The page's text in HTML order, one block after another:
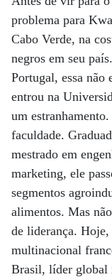
problema para
Cabo Verde, na
negros em seu
Portugal, essa não
entrou na
um
faculdade.
mestrado em
marketing, ele
segmentos
alimentos. Mas
de liderança.
multinacional
Brasil, líder global